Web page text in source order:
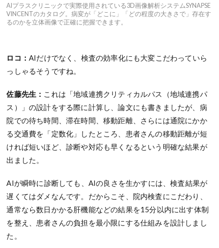
AIプラスクリニックで実際使用されている3D画像解析システムSYNAPSE
VINCENTのカタログ。病変が「どこに」「どの程度の大きさで」存在す
るのかを立体画像で正確に把握できます。
ロコ：AIだけでなく、検査の効率化にも大変こだわっていら
っしゃるそうですね。
佐藤先生： これは「地域連携クリティカルパス（地域連携パ
ス）」の設計をする際に計算し、論文にも書きましたが、病
院での待ち時間、滞在時間、移動距離、さらには通院にかか
る交通費を「定数化」したところ、患者さんの移動距離が短
ければ短いほど、診断や対応も早くなるという明確な結果が
出ました。
AIが瞬時に診断しても、AIの良さを生かすには、検査結果が
遅くてはダメなんです。だからこそ、院内検査にこだわり、
通常なら数日かかる肝機能などの結果を15分以内に出す体制
を整え、患者さんの負担を最小限にする仕組みを設計しまし
た。